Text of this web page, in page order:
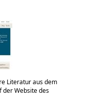
Literatur aus dem
der Website des